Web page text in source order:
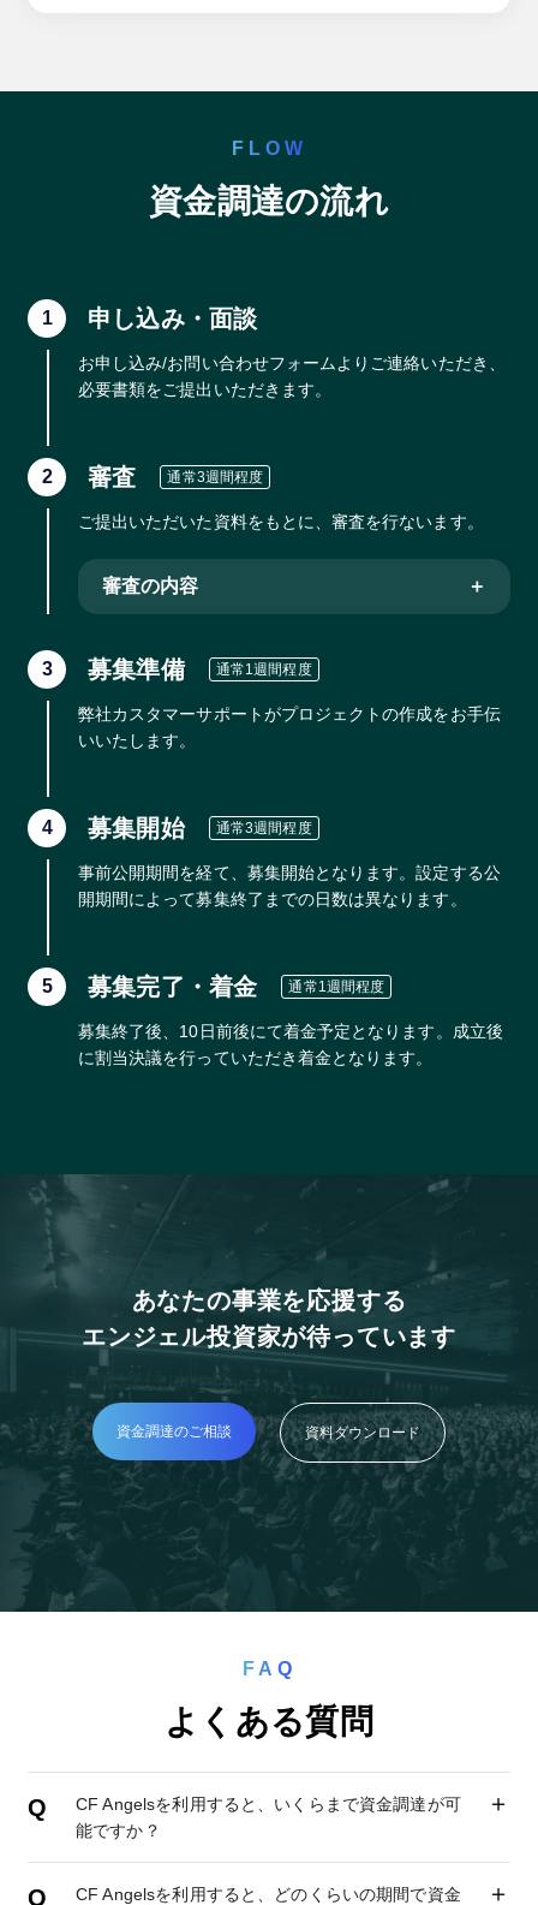
FLOW
資金調達の流れ
1 申し込み・面談
お申し込み/お問い合わせフォームよりご連絡いただき、
必要書類をご提出いただきます。
2 審査 通常3週間程度
ご提出いただいた資料をもとに、審査を行ないます。
審査の内容
3 募集準備 通常1週間程度
弊社カスタマーサポートがプロジェクトの作成をお手伝
いいたします。
4 募集開始 通常3週間程度
事前公開期間を経て、募集開始となります。設定する公
開期間によって募集終了までの日数は異なります。
5 募集完了・着金 通常1週間程度
募集終了後、10日前後にて着金予定となります。成立後
に割当決議を行っていただき着金となります。
あなたの事業を応援する
エンジェル投資家が待っています
資金調達のご相談 資料ダウンロード
FAQ
よくある質問
CF Angelsを利用すると、いくらまで資金調達が可
能ですか？
CF Angelsを利用すると、どのくらいの期間で資金